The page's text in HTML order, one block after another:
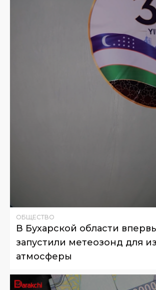
ОБЩЕСТВО
В Бухарской области
запустили метеозонд для
атмосферы